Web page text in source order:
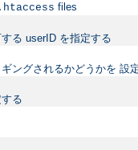
.htaccess files
る userID を指定する
ングされるかどうかを 設
る